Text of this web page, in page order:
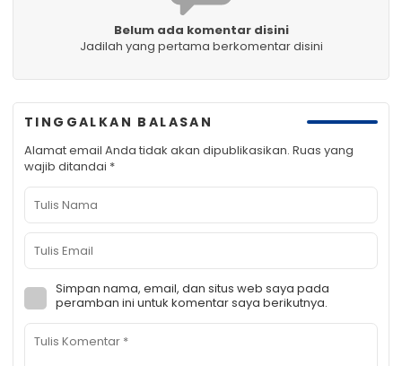
Belum ada komentar disini
Jadilah yang pertama berkomentar disini
TINGGALKAN BALASAN
Alamat email Anda tidak akan dipublikasikan. Ruas yang
wajib ditandai *
Simpan nama, email, dan situs web saya pada
peramban ini untuk komentar saya berikutnya.